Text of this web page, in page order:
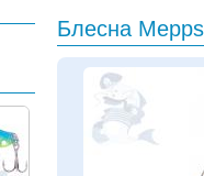
Блесна